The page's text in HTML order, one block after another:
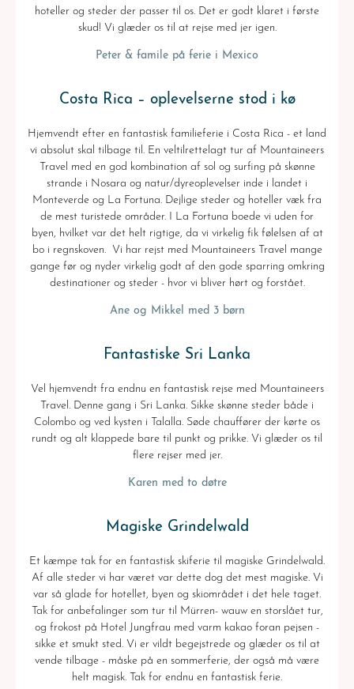
hoteller og steder der passer til os. Det er godt klaret i første
skud! Vi glæder os til at rejse med jer igen.
Peter & famile på ferie i Mexico
Costa Rica – oplevelserne stod i kø
Hjemvendt efter en fantastisk familieferie i Costa Rica - et land
vi absolut skal tilbage til. En veltilrettelagt tur af Mountaineers
Travel med en god kombination af sol og surfing på skønne
strande i Nosara og natur/dyreoplevelser inde i landet i
Monteverde og La Fortuna. Dejlige steder og hoteller væk fra
de mest turistede områder. I La Fortuna boede vi uden for
byen, hvilket var det helt rigtige, da vi virkelig fik følelsen af at
bo i regnskoven. Vi har rejst med Mountaineers Travel mange
gange før og nyder virkelig godt af den gode sparring omkring
destinationer og steder - hvor vi bliver hørt og forstået.
Ane og Mikkel med 3 børn
Fantastiske Sri Lanka
Vel hjemvendt fra endnu en fantastisk rejse med Mountaineers
Travel. Denne gang i Sri Lanka. Sikke skønne steder både i
Colombo og ved kysten i Talalla. Søde chauffører der kørte os
rundt og alt klappede bare til punkt og prikke. Vi glæder os til
flere rejser med jer.
Karen med to døtre
Magiske Grindelwald
Et kæmpe tak for en fantastisk skiferie til magiske Grindelwald.
Af alle steder vi har været var dette dog det mest magiske. Vi
var så glade for hotellet, byen og skiområdet i det hele taget.
Tak for anbefalinger som tur til Mürren- wauw en storslået tur,
og frokost på Hotel Jungfrau med varm kakao foran pejsen -
sikke et smukt sted. Vi er vildt begejstrede og glæder os til at
vende tilbage - måske på en sommerferie, der også må være
helt magisk. Tak for endnu en fantastisk ferie.